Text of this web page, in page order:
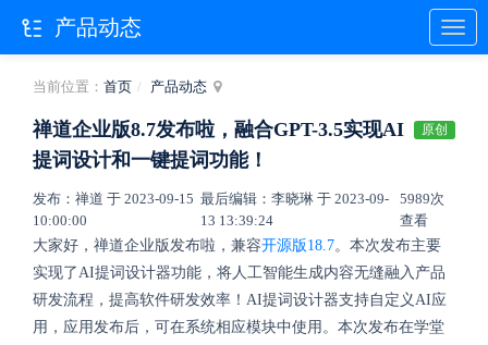
当前位置： 首页 产品动态
禅道企业版8.7发布啦，融合GPT-3.5实现AI
提词设计和一键提词功能！
原创
发布：禅道 于 2023-09-15
10:00:00
最后编辑：李晓琳 于 2023-09-
13 13:39:24
5989次
查看
大家好，禅道企业版发布啦，兼容开源版18.7。本次发布主要
实现了AI提词设计器功能，将人工智能生成内容无缝融入产品
研发流程，提高软件研发效率！AI提词设计器支持自定义AI应
用，应用发布后，可在系统相应模块中使用。本次发布在学堂
产品动态